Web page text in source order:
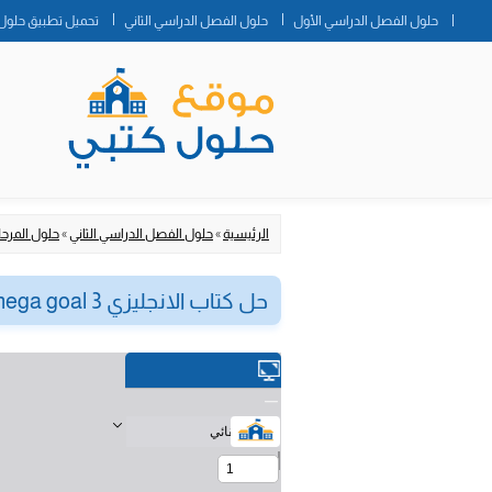
حلول الفصل الدراسي الأول حلول الفصل الدراسي الثاني تحميل تطبيق
الرئيسية»حلول الفصل الدراسي الثاني»حلول
حل كتاب الانجليزي mega goal 3 ثالث ثانوي مسارات